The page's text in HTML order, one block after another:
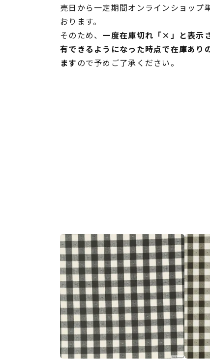
売日から一定期間オンラインショップ
おります。
そのため、 一度在庫切れ「×」と表示
有できるようになった時点で在庫あり
ますので予めご了承ください。